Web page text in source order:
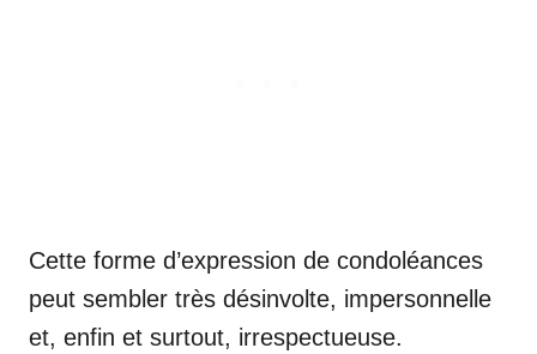
Cette forme d’expression de condoléances
peut sembler très désinvolte, impersonnelle
et, enfin et surtout, irrespectueuse.